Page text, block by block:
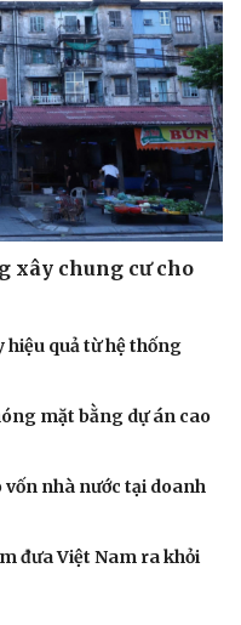
chuyện thời sự
truyện đêm khuya
sổ tình yêu
chuyện cho bé
giống tâm hồn
xây chung cư cho
quả từ hệ thống
mặt bằng dự án cao
nhà nước tại doanh
đưa Việt Nam ra khỏi